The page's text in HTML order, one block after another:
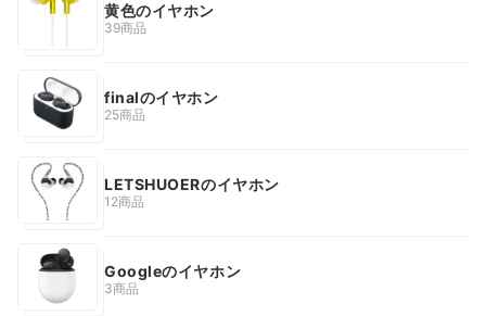
黄色のイヤホン
39商品
finalのイヤホン
25商品
LETSHUOERのイヤホン
12商品
Googleのイヤホン
3商品